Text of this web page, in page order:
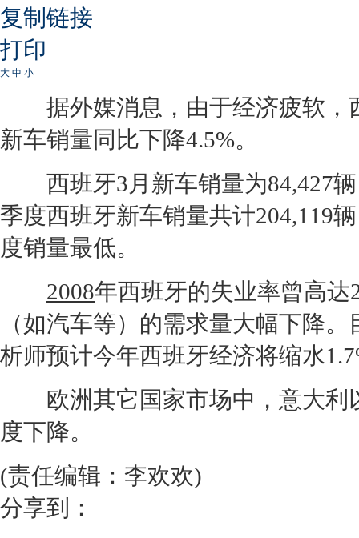
复制链接
打印
大 中 小
据外媒消息，由于经济疲软，
新车销量同比下降4.5%。
西班牙3月 新车销量为84,427
季度西班牙新车销量共计204,119
度销量最低。
2008年西班牙的失业率曾高
（如汽车等）的需求量大幅下降
析师预计今年西班牙经济将缩水
欧洲其它国家市场中，意大利
度下降。
(责任编辑：李欢欢)
分享到：